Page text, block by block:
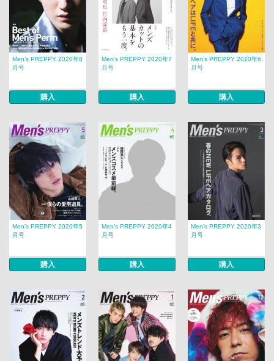
Men’s PREPPY 2020年8
月号
購入
Men’s PREPPY 2020年7
月号
購入
Men’s PREPPY 2020年6
月号
購入
Men’s PREPPY 2020年5
月号
購入
Men’s PREPPY 2020年4
月号
購入
Men’s PREPPY 2020年3
月号
購入